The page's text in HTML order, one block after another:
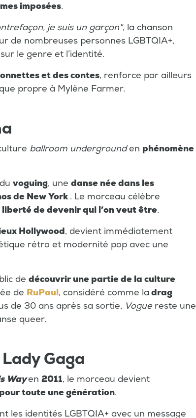
imposées.
je suis un garçon", la chanson
de nombreuses personnes LGBTQIA+,
le genre et l’identité.
et des contes, renforce par ailleurs
propre à Mylène Farmer.
ballroom undergrounden phénomène
voguing, une danse née dans les
de New York. Le morceau célèbre
liberté de devenir qui l’on veut être.
Hollywood, devient immédiatement
rétro et modernité pop avec une
de découvrir une partie de la culture
de RuPaul, considéré comme la drag
de 30 ans après sa sortie, Vogue reste une
queer.
Gaga
Wayen 2011, le morceau devient
toute une génération.
les identités LGBTQIA+ avec un message